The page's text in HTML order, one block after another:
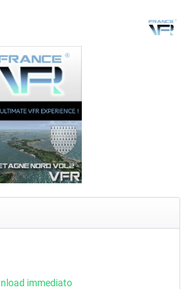
Mega Airport Berlin
immediato